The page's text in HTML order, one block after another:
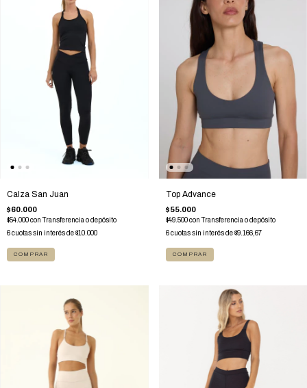
Calza San Juan
$60.000
$54.000con Transferencia o depósito
6cuotas sin interés de$10.000
COMPRAR
Top Advance
$55.000
$49.500con Transferencia o depósito
6 cuotas sin interés de$9.166,67
COMPRAR